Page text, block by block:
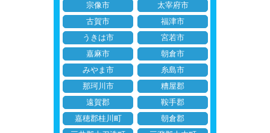
宗像市
太宰府市
古賀市
福津市
うきは市
宮若市
嘉麻市
朝倉市
みやま市
糸島市
那珂川市
糟屋郡
遠賀郡
鞍手郡
嘉穂郡桂川町
朝倉郡